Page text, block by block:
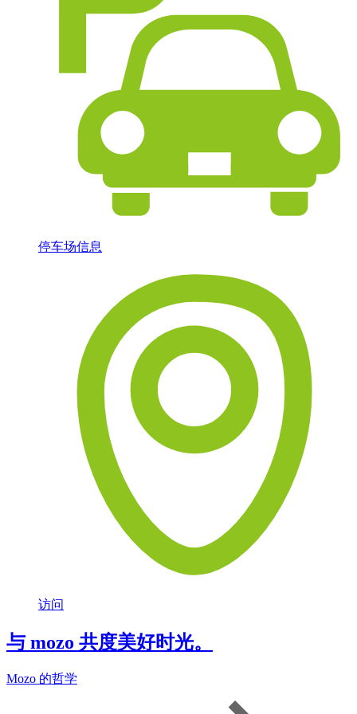
停车场信息
访问
与 mozo 共度美好时光。
Mozo 的哲学